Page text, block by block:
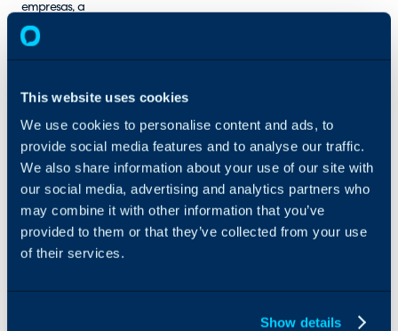
This website uses cookies
We use cookies to personalise content and ads, to
provide social media features and to analyse our traffic.
We also share information about your use of our site with
our social media, advertising and analytics partners who
may combine it with other information that you’ve
provided to them or that they’ve collected from your use
of their services.
Show details
empresas, a
ADDEE oferece
soluções
modernas e
otimizar a
gestão de
tecnologia,
incluindo o N-
able N-sight
RMM, Cove
Data
Protection, N-
able EDR e
Com suporte